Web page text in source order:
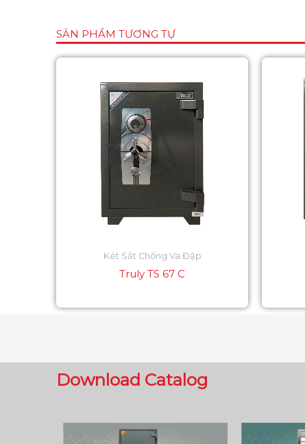
SẢN PHẨM TƯƠNG TỰ
Két Sắt Chống Va Đập
Truly TS 67 C
Download Catalog